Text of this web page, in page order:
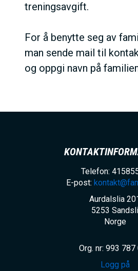
treningsavgift.
For å benytte seg av
man sende mail til
og oppgi navn på
Telefon:
E-post:
Aurdalslia
5253 Sandsli
Norge
Org. nr: 993 787
Logg på